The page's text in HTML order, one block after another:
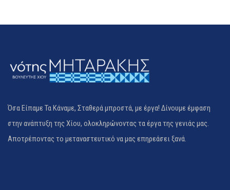
Όσα Είπαμε Τα Κάναμε, Σταθερά μπροστά, με έργα! Δίνουμε έμφαση
στην ανάπτυξη της Χίου, ολοκληρώνοντας τα έργα της γενιάς μας.
Αποτρέποντας το μεταναστευτικό να μας επηρεάσει ξανά.